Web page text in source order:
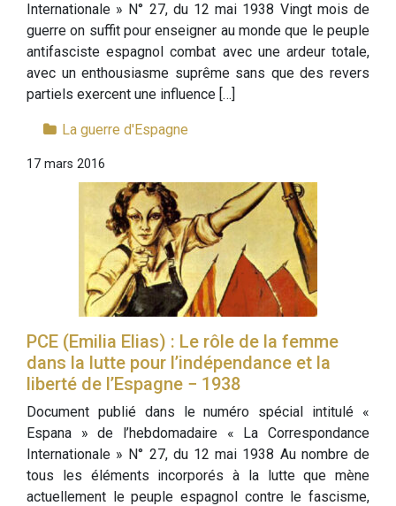
Internationale » N° 27, du 12 mai 1938 Vingt mois de
guerre on suffit pour enseigner au monde que le peuple
antifasciste espagnol combat avec une ardeur totale,
avec un enthousiasme suprême sans que des revers
partiels exercent une influence […]
La guerre d'Espagne
17 mars 2016
PCE (Emilia Elias) : Le rôle de la femme
dans la lutte pour l’indépendance et la
liberté de l’Espagne − 1938
Document publié dans le numéro spécial intitulé «
Espana » de l’hebdomadaire « La Correspondance
Internationale » N° 27, du 12 mai 1938 Au nombre de
tous les éléments incorporés à la lutte que mène
actuellement le peuple espagnol contre le fascisme,